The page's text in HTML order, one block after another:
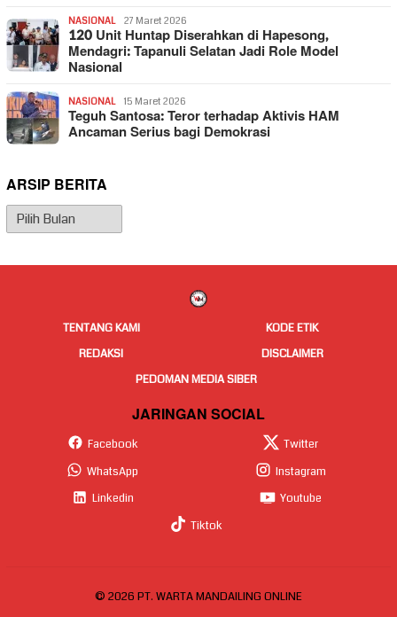
NASIONAL 27 Maret 2026
120 Unit Huntap Diserahkan di Hapesong,
Mendagri: Tapanuli Selatan Jadi Role Model
Nasional
NASIONAL 15 Maret 2026
Teguh Santosa: Teror terhadap Aktivis HAM
Ancaman Serius bagi Demokrasi
ARSIP BERITA
Arsip
Berita
TENTANG KAMI
KODE ETIK
REDAKSI
DISCLAIMER
PEDOMAN MEDIA SIBER
JARINGAN SOCIAL
Facebook
Twitter
WhatsApp
Instagram
Linkedin
Youtube
Tiktok
© 2026 PT. WARTA MANDAILING ONLINE